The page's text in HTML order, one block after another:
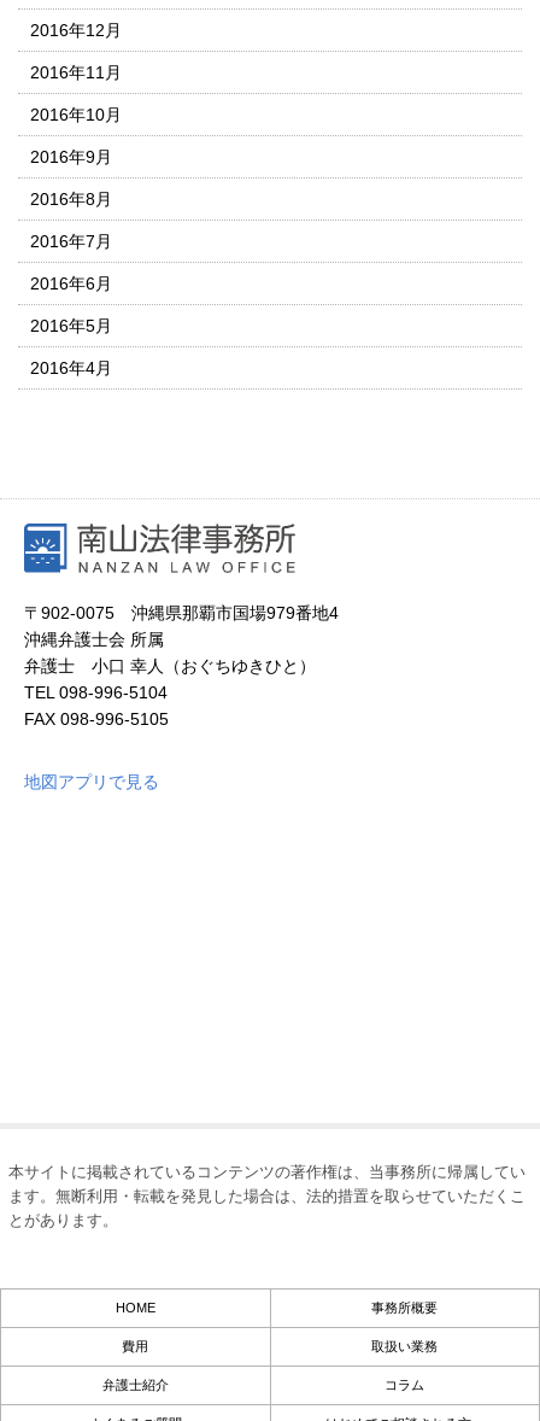
2016年12月
2016年11月
2016年10月
2016年9月
2016年8月
2016年7月
2016年6月
2016年5月
2016年4月
〒902-0075 沖縄県那覇市国場979番地4
沖縄弁護士会 所属
弁護士 小口 幸人（おぐちゆきひと）
TEL 098-996-5104
FAX 098-996-5105
地図アプリで見る
本サイトに掲載されているコンテンツの著作権は、当事務所に帰属してい
ます。無断利用・転載を発見した場合は、法的措置を取らせていただくこ
とがあります。
HOME 事務所概要
費用 取扱い業務
弁護士紹介 コラム